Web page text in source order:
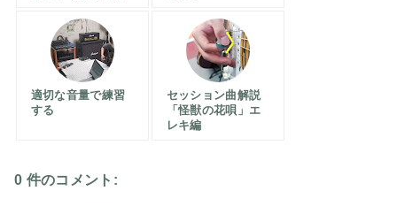
適切な音量で練習
する
セッション曲解説
「怪獣の花唄」エ
レキ編
0 件のコメント: